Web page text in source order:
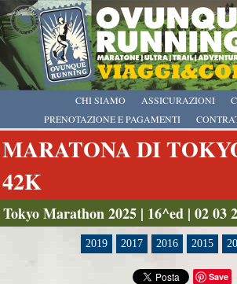
CHI SIAMO
PRENOTAZIONE E PAGAMENTI
ASSICURAZIONI
MARATONA DI
42K
Tokyo Marathon 2025 | 16^ed | 02 03
2019 2017 2016 2015
Save